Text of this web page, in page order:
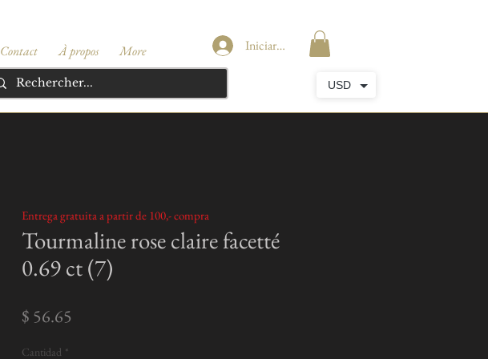
Contact À propos More Iniciar sesión
Tourmaline rose claire facetté
0.69 ct (7)
$ 56.65
Cantidad *
Entrega gratuita a partir de 100,- compra
USD